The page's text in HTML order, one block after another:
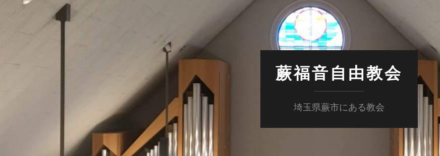
蕨福音自由教会
埼玉県蕨市にある教会